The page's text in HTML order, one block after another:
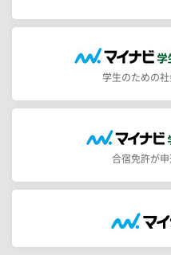
学生のための
合宿免許が